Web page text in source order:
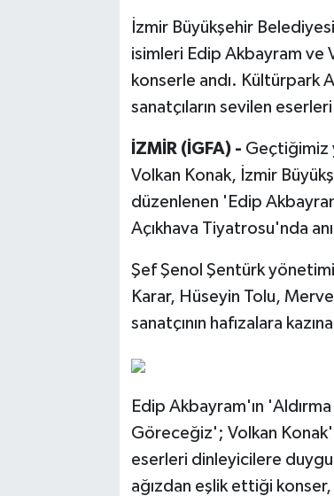
İzmir Büyükşehir
isimleri Edip Akbayram ve
konserle andı. Kültürpark
sanatçıların sevilen
İZMİR (İGFA) - Geçtiğimiz
Volkan Konak, İzmir
düzenlenen 'Edip
Açıkhava Tiyatrosu'nda
Şef Şenol Şentürk
Karar, Hüseyin Tolu,
sanatçının hafızalara
Edip Akbayram'ın
Göreceğiz'; Volkan
eserleri dinleyicilere
ağızdan eşlik ettiği konser,